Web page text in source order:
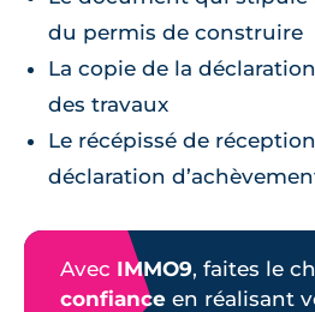
du permis de construire
La copie de la
des travaux
Le récépissé de
déclaration
Avec IMMO9, faites le
confiance en réalisant